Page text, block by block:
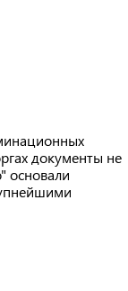
документы не
основали